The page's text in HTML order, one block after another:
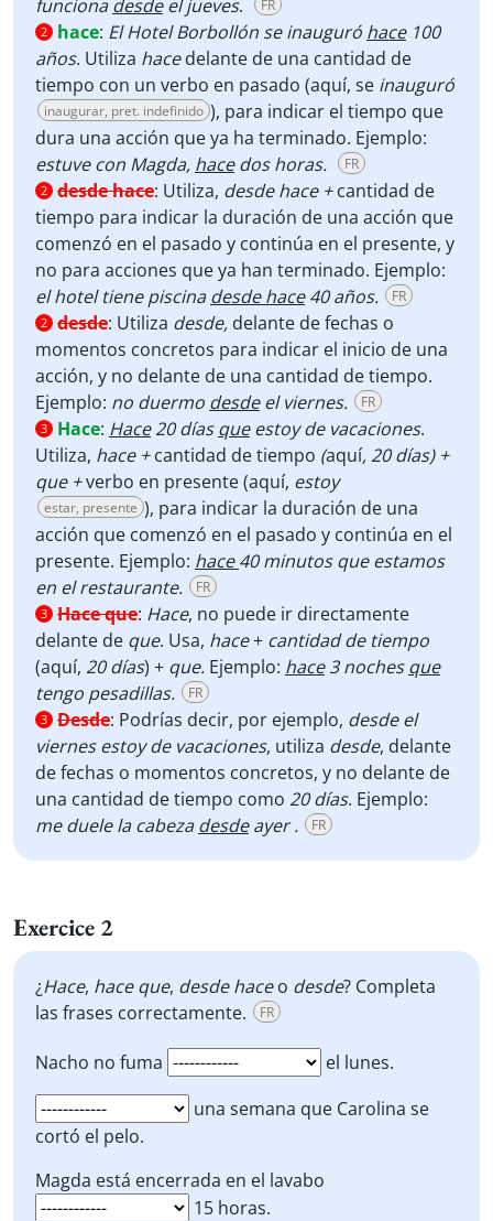
funcionadesdeel jueves. FR
2 hace: El Hotel Borbollón se inauguró hace100
años. Utiliza hacedelante de una cantidad de
tiempo con un verbo en pasado (aquí, se inauguró
inaugurar, pret. indefinido ), para indicar el tiempo que
dura una acción que ya ha terminado. Ejemplo:
estuve con Magda, hacedos horas. FR
2 desde hace: Utiliza, desde hace +cantidad de
tiempo para indicar la duración de una acción que
comenzó en el pasado y continúa en el presente, y
no para acciones que ya han terminado. Ejemplo:
el hotel tiene piscinadesde hace40 años. FR
2 desde: Utiliza desde, delante de fechas o
momentos concretos para indicar el inicio de una
acción, y no delante de una cantidad de tiempo.
Ejemplo: no duermo desdeel viernes. FR
3 Hace: Hace20 díasqueestoy de vacaciones.
Utiliza, hace +cantidad de tiempo (aquí, 20 días) +
que +verbo en presente (aquí, estoy
estar, presente ), para indicar la duración de una
acción que comenzó en el pasado y continúa en el
presente. Ejemplo: hace40 minutos que estamos
en el restaurante.
FR
3 Hace que: Hace, no puede ir directamente
delante de que. Usa, hace+ cantidad de tiempo
(aquí, 20 días) + que. Ejemplo: hace3 nochesque
tengo pesadillas.
FR
3 Desde: Podrías decir, por ejemplo, desde el
viernes estoy de vacaciones, utiliza desde, delante
de fechas o momentos concretos, y no delante de
una cantidad de tiempo como 20 días. Ejemplo:
me duele la cabezadesdeayer . FR
Exercice 2
¿Hace, hace que, desde haceo desde? Completa
las frases correctamente.
FR
Nacho no fuma
el lunes.
una semana que Carolina se
cortó el pelo.
Magda está encerrada en el lavabo
15 horas.